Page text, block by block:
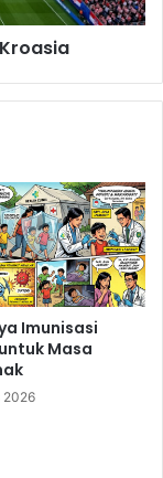
Imunisasi
Masa
2026